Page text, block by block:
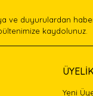
ve duyurulardan
kaydolunuz.
Yeni